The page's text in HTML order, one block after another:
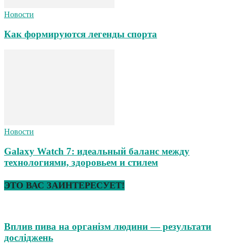
Новости
Как формируются легенды спорта
Новости
Galaxy Watch 7: идеальный баланс между
технологиями, здоровьем и стилем
ЭТО ВАС ЗАИНТЕРЕСУЕТ!
Вплив пива на організм людини — результати
досліджень